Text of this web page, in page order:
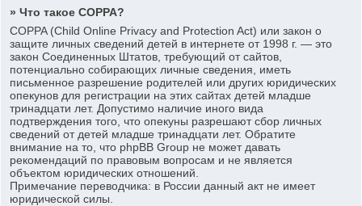
» Что такое COPPA?
COPPA (Child Online Privacy and Protection Act) или закон о
защите личных сведений детей в интернете от 1998 г. — это
закон Соединенных Штатов, требующий от сайтов,
потенциально собирающих личные сведения, иметь
письменное разрешение родителей или других юридических
опекунов для регистрации на этих сайтах детей младше
тринадцати лет. Допустимо наличие иного вида
подтверждения того, что опекуны разрешают сбор личных
сведений от детей младше тринадцати лет. Обратите
внимание на то, что phpBB Group не может давать
рекомендаций по правовым вопросам и не является
объектом юридических отношений.
Примечание переводчика: в России данный акт не имеет
юридической силы.